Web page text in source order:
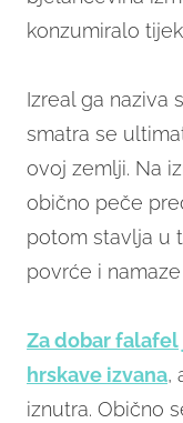
konzumiralo
Izreal ga naziva
smatra se
ovoj zemlji. Na
obično peče
potom stavlja u
povrće i
Za dobar
hrskave izvana,
iznutra. Obično